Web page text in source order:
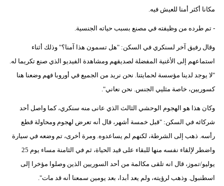
مكانا أكثر أمنا للعيش فيه.
- تم طرده من وظيفته في مصنع بسبب حياته الجنسية.
وقال رفيق آخر لسنكري في السكن: "هل تسمون هذا آمنا؟" وذلك أثناء
استماعهم إلى الأغنية المفضلة لصديقهم ومشاهدة الفيديو الذي صنع تكريما له.
"لا يوجد لدينا مؤسسة لحمايتنا. نحن نريد من الجميع في أوروبا فهم وضعنا هنا
كسوريين، خاصة مثليي الجنس. نحن نعاني".
وكان هذا هو الهجوم الوحشي الثالث الذي عانى منه سنكري، كما واصل أحد
شركائه في السكن: "قبل خمسة أشهر، قال أنه تعرض لهجوم ومحاولة قطع
رأسه. ذهب إلى الشرطة، لكنهم لم يساعدوه. ومرة أخرى، تم وضعه في سيارة
واضطر لإلقاء نفسه منها للبقاء على قيد الحياة، ثم في الثامنة مساء يوم 25
يوليو/تموز، قال انه تلقى مكالمة من أحد السوريين الذين وصلوا مؤخرا إلى
اسطنبول. وذهب لرؤيته، ولم يعد أبدا، بعد يومين سمعنا أنه قد مات".